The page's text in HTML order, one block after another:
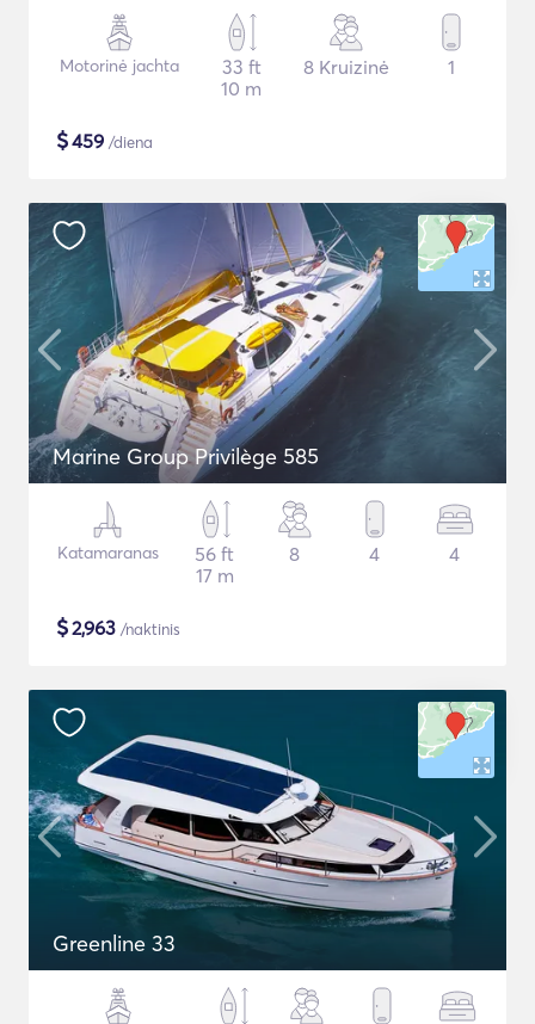
Motorinė jachta
33 ft
10 m
8 Kruizinė 1
$459 /diena
Marine Group Privilège 585
Katamaranas
56 ft
17 m
8 4 4
$2,963 /naktinis
Greenline 33